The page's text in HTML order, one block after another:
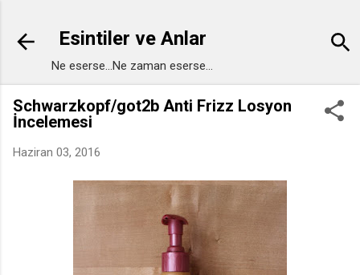
Esintiler ve Anlar
Ne eserse...Ne zaman eserse...
Schwarzkopf/got2b Anti Frizz Losyon
İncelemesi
Haziran 03, 2016